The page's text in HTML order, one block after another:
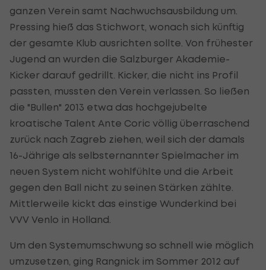
ganzen Verein samt Nachwuchsausbildung um.
Pressing hieß das Stichwort, wonach sich künftig
der gesamte Klub ausrichten sollte. Von frühester
Jugend an wurden die Salzburger Akademie-
Kicker darauf gedrillt. Kicker, die nicht ins Profil
passten, mussten den Verein verlassen. So ließen
die "Bullen" 2013 etwa das hochgejubelte
kroatische Talent Ante Coric völlig überraschend
zurück nach Zagreb ziehen, weil sich der damals
16-Jährige als selbsternannter Spielmacher im
neuen System nicht wohlfühlte und die Arbeit
gegen den Ball nicht zu seinen Stärken zählte.
Mittlerweile kickt das einstige Wunderkind bei
VVV Venlo in Holland.
Um den Systemumschwung so schnell wie möglich
umzusetzen, ging Rangnick im Sommer 2012 auf